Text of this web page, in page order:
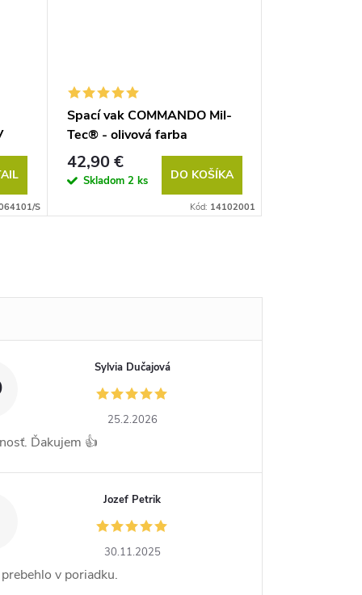
S
Spací vak COMMANDO Mil-
Tec® - olivová farba
42,90 €
Skladom 2 ks DO KOŠÍKA
Kód: 14102001
Sylvia Dučajová
25.2.2026
Ďakujem 👍
Jozef Petrik
30.11.2025
v poriadku.